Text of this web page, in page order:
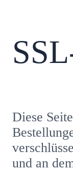
Diese
und an